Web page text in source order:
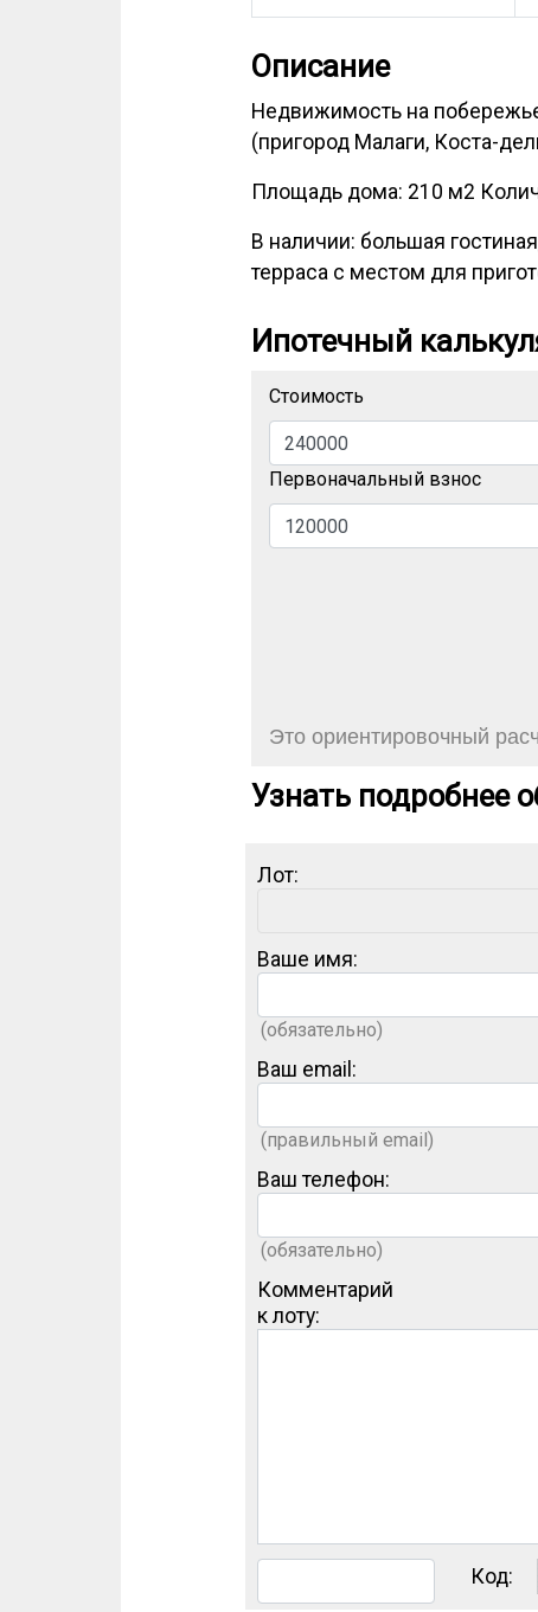
Описание
Недвижимость на
(пригород Малаги, Коста-
Площадь дома: 210 м2
В наличии: большая
терраса с местом для
Ипотечный
Стоимость
Первоначальный взнос
Это ориентировочный
Узнать подробнее
Лот:
Ваше имя:
(обязательно)
Ваш email:
(правильный email)
Ваш телефон:
(обязательно)
Комментарий
к лоту:
Код: